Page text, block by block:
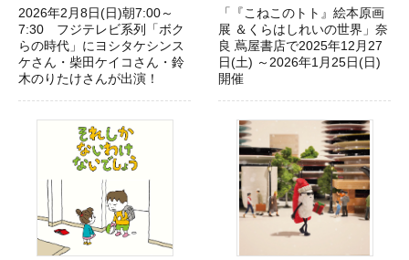
2026年2月8日(日)朝7:00～
7:30 フジテレビ系列「ボク
らの時代」にヨシタケシンス
ケさん・柴田ケイコさん・鈴
木のりたけさんが出演！
「『こねこのトト』絵本原画
展 ＆くらはしれいの世界」奈
良 蔦屋書店で2025年12月27
日(土) ～2026年1月25日(日)
開催